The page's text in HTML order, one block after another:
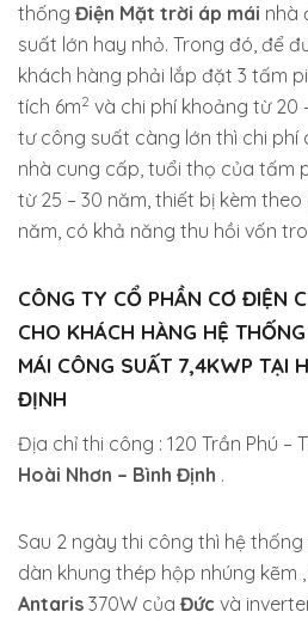
thống Điện Mặt trời áp mái nhà
suất lớn hay nhỏ. Trong đó, để
khách hàng phải lắp đặt 3 tấm
tích 6m2 và chi phí khoảng từ 20
tư công suất càng lớn thì chi phí
nhà cung cấp, tuổi thọ của tấm
từ 25 – 30 năm, thiết bị kèm
năm, có khả năng thu hồi vốn
CÔNG TY CỔ PHẦN CƠ ĐIỆN
CHO KHÁCH HÀNG HỆ THỐNG
MÁI CÔNG SUẤT 7,4KWP TẠI
ĐỊNH
Địa chỉ thi công : 120 Trần Phú –
Hoài Nhơn – Bình Định .
Sau 2 ngày thi công thì hệ
dàn khung thép hộp nhúng kẽm
Antaris 370W của Đức và